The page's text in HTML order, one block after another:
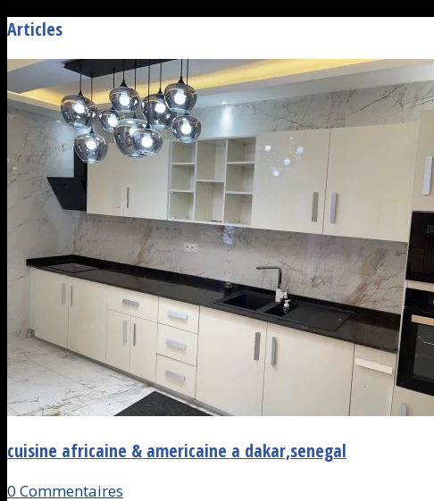
Articles
cuisine africaine & americaine a dakar,senegal
0 Commentaires